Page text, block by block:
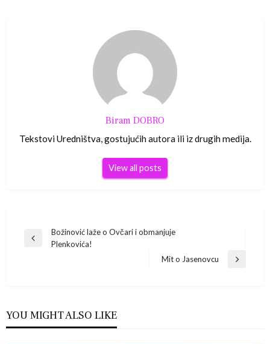
Biram DOBRO
Tekstovi Uredništva, gostujućih autora ili iz drugih medija.
View all posts
Navigacija
Previous
Božinović laže o Ovčari i obmanjuje
Plenkovića!
Next
Mit o Jasenovcu
YOU MIGHT ALSO LIKE